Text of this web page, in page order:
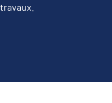
travaux.